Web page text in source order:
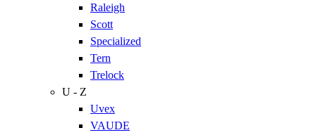
Raleigh
Scott
Specialized
Tern
Trelock
U - Z
Uvex
VAUDE